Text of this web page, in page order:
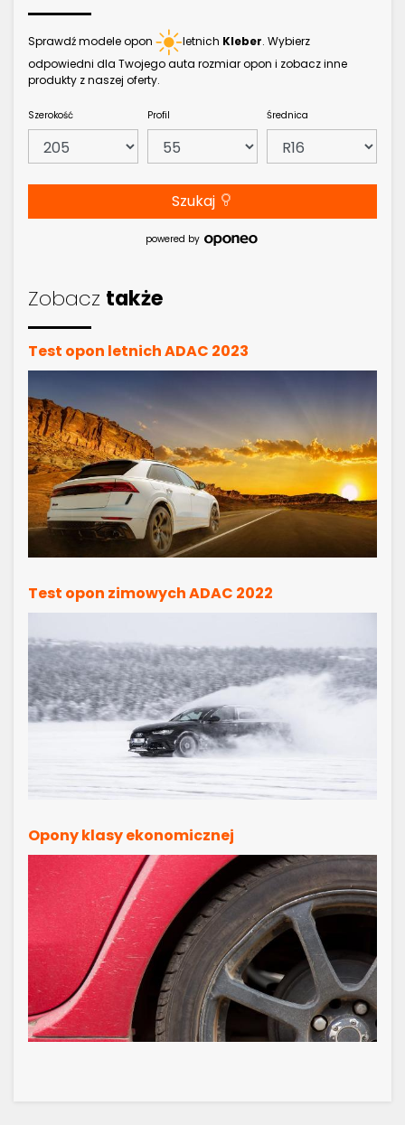
Sprawdź modele opon letnich Kleber. Wybierz
odpowiedni dla Twojego auta rozmiar opon i zobacz inne
produkty z naszej oferty.
Szerokość Profil Średnica
Szukaj
powered by
Zobacz także
Test opon letnich ADAC 2023
Test opon zimowych ADAC 2022
Opony klasy ekonomicznej